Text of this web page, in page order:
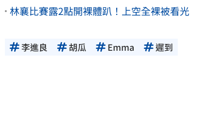
林襄比賽露2點開裸體趴！上空全裸被看光
李進良 胡瓜 Emma 遲到